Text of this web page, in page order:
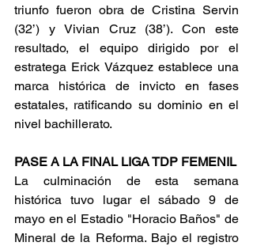
triunfo fueron obra de Cristina Servin
(32’) y Vivian Cruz (38’). Con este
resultado, el equipo dirigido por el
estratega Erick Vázquez establece una
marca histórica de invicto en fases
estatales, ratificando su dominio en el
nivel bachillerato.
PASE A LA FINAL LIGA TDP FEMENIL
La culminación de esta semana
histórica tuvo lugar el sábado 9 de
mayo en el Estadio "Horacio Baños" de
Mineral de la Reforma. Bajo el registro